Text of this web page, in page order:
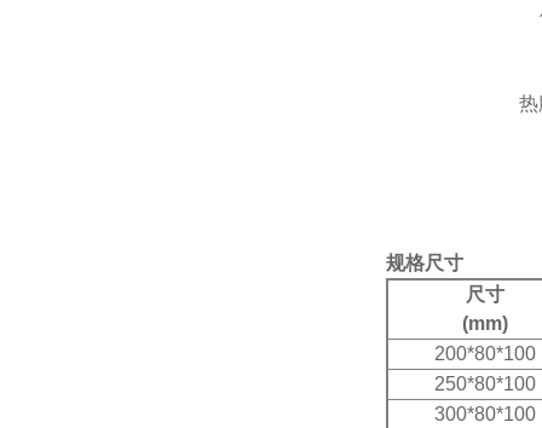
热
规格尺寸
尺寸
(mm)
200*80*100
250*80*100
300*80*100